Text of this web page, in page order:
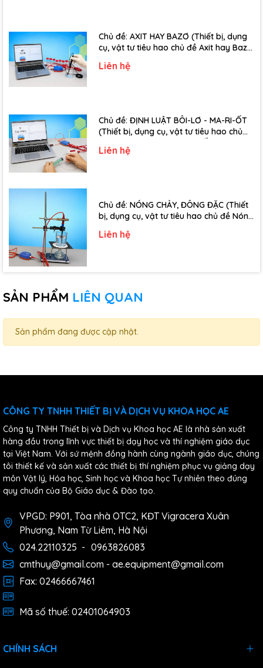
Chủ đề: AXIT HAY BAZƠ (Thiết bị, dụng
cụ, vật tư tiêu hao chủ đề Axit hay Bazơ
Liên hệ
Chủ đề: ĐỊNH LUẬT BÔI-LƠ - MA-RI-ỐT
(Thiết bị, dụng cụ, vật tư tiêu hao chủ
Liên hệ
Chủ đề: NÓNG CHẢY, ĐÔNG ĐẶC (Thiết
bị, dụng cụ, vật tư tiêu hao chủ đề Nóng
Liên hệ
SẢN PHẨM LIÊN QUAN
Sản phẩm đang được cập nhật.
CÔNG TY TNHH THIẾT BỊ VÀ DỊCH VỤ KHOA HỌC AE
Công ty TNHH Thiết bị và Dịch vụ Khoa học AE là nhà sản xuất
hàng đầu trong lĩnh vực thiết bị dạy học và thí nghiệm giáo dục
tại Việt Nam. Với sứ mệnh đồng hành cùng ngành giáo dục, chúng
tôi thiết kế và sản xuất các thiết bị thí nghiệm phục vụ giảng dạy
môn Vật lý, Hóa học, Sinh học và Khoa học Tự nhiên theo đúng
quy chuẩn của Bộ Giáo dục & Đào tạo.
VPGD: P901, Tòa nhà OTC2, KĐT Vigracera Xuân
Phương, Nam Từ Liêm, Hà Nội
024.22110325 - 0963826083
cmthuy@gmail.com - ae.equipment@gmail.com
Fax: 02466667461
Mã số thuế: 02401064903
CHÍNH SÁCH